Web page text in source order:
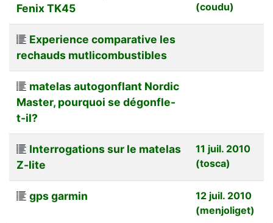
Fenix TK45
(coudu)
Experience comparative les
rechauds mutlicombustibles
matelas autogonflant Nordic
Master, pourquoi se dégonfle-
t-il?
Interrogations sur le matelas
Z-lite
11 juil. 2010
(tosca)
gps garmin
12 juil. 2010
(menjoliget)